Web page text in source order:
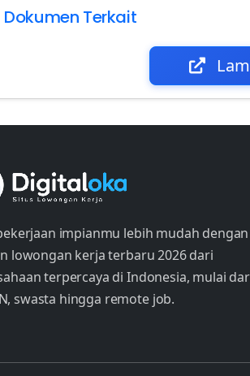
Dokumen Terkait
impianmu lebih mudah dengan
lowongan kerja terbaru 2026 dari
terpercaya di Indonesia, mulai
swasta hingga remote job.